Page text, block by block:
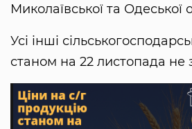
Миколаївської та Одеської
Усі інші
станом на 22 листопада не